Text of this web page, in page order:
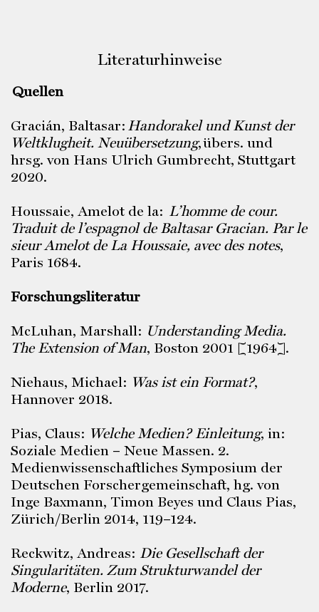
Literaturhinweise
Quellen
Gracián, Baltasar: Handorakel und Kunst der
Weltklugheit. Neuübersetzung, übers. und
hrsg. von Hans Ulrich Gumbrecht, Stuttgart
2020.
Houssaie, Amelot de la: L’homme de cour.
Traduit de l’espagnol de Baltasar Gracian. Par le
sieur Amelot de La Houssaie, avec des notes,
Paris 1684.
Forschungsliteratur
McLuhan, Marshall: Understanding Media.
The Extension of Man, Boston 2001 [1964].
Niehaus, Michael: Was ist ein Format?,
Hannover 2018.
Pias, Claus: Welche Medien? Einleitung, in:
Soziale Medien – Neue Massen. 2.
Medienwissenschaftliches Symposium der
Deutschen Forschergemeinschaft, hg. von
Inge Baxmann, Timon Beyes und Claus Pias,
Zürich/Berlin 2014, 119–124.
Reckwitz, Andreas: Die Gesellschaft der
Singularitäten. Zum Strukturwandel der
Moderne, Berlin 2017.